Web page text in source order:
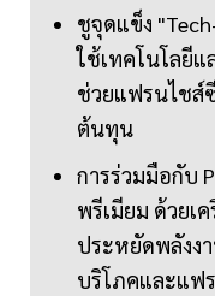
ชูจุดแข็ง
ใช้เทคโนโลยี
ช่วยแฟรนไชส์
ต้นทุน
การร่วมมือกับ
พรีเมียม ด้วยเ
ประหยัดพลังง
บริโภคและแฟ